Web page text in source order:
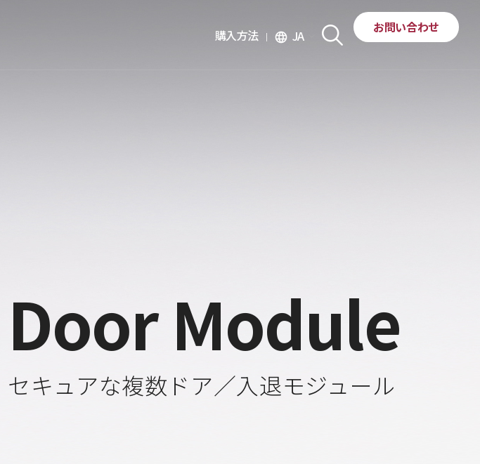
購入方法 language JA
お問い合わせ
Door Module
セキュアな複数ドア／入退モジュール